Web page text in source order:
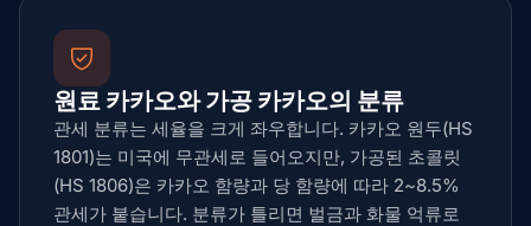
원료 카카오와 가공 카카오의 분류
관세 분류는 세율을 크게 좌우합니다. 카카오 원두(HS
1801)는 미국에 무관세로 들어오지만, 가공된 초콜릿
(HS 1806)은 카카오 함량과 당 함량에 따라 2~8.5%
관세가 붙습니다. 분류가 틀리면 벌금과 화물 억류로